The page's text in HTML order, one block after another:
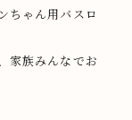
ちゃん用バスロ
家族みんなでお